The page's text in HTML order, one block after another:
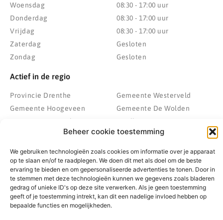
Beheer cookie toestemming
We gebruiken technologieën zoals cookies om informatie over je apparaat
op te slaan en/of te raadplegen. We doen dit met als doel om de beste
ervaring te bieden en om gepersonaliseerde advertenties te tonen. Door in
te stemmen met deze technologieën kunnen we gegevens zoals bladeren
gedrag of unieke ID's op deze site verwerken. Als je geen toestemming
geeft of je toestemming intrekt, kan dit een nadelige invloed hebben op
bepaalde functies en mogelijkheden.
Woensdag
Donderdag
Vrijdag
Zaterdag
Zondag
08:30 - 17:00 uur
08:30 - 17:00 uur
08:30 - 17:00 uur
Gesloten
Gesloten
Actief in de regio
Provincie Drenthe
Gemeente Hoogeveen
Gemeente Meppel
Gemeente Midden-Drenthe
Gemeente Noordoostpolder
Gemeente Steenwijkerland
Gemeente Weststellingwerf
Gemeente Westerveld
Gemeente De Wolden
Zwolle
Heerenveen
Emmeloord
Wolvega